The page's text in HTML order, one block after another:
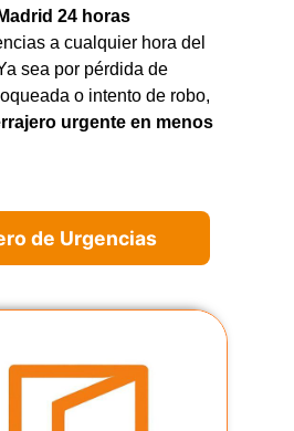
24 horas
a cualquier hora del
sea por pérdida de
o intento de robo,
urgente en menos
de Urgencias